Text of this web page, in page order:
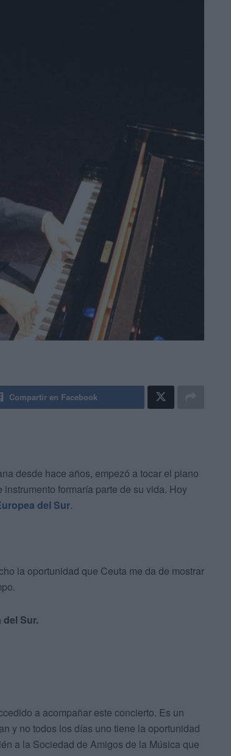
Compartir en Facebook
desde hace años, empezó a tocar el piano
formaría parte de su vida. Hoy
del Sur.
la oportunidad que Ceuta me da de mostrar
Sur.
a acompañar este concierto. Es un
y no todos los días uno tiene la oportunidad
a la Sociedad de Amigos de la Música que